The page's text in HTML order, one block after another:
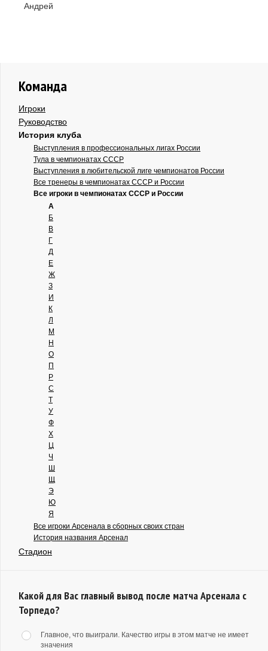
Андрей
Команда
Игроки
Руководство
История клуба
Выступления в профессиональных лигах России
Тула в чемпионатах СССР
Выступления в любительской лиге чемпионатов России
Все тренеры в чемпионатах СССР и России
Все игроки в чемпионатах СССР и России
А
Б
В
Г
Д
Е
Ж
З
И
К
Л
М
Н
О
П
Р
С
Т
У
Ф
Х
Ц
Ч
Ш
Щ
Э
Ю
Я
Все игроки Арсенала в сборных своих стран
История названия Арсенал
Стадион
Какой для Вас главный вывод после матча Арсенала с
Торпедо?
Главное, что выиграли. Качество игры в этом матче не имеет
значения